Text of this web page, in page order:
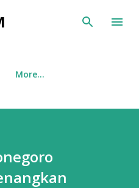
content
More…